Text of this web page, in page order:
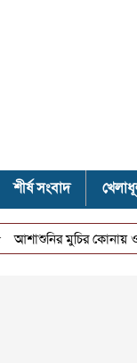
শীর্ষ সংবাদ
মুচির কোনায় ওয়াবদা